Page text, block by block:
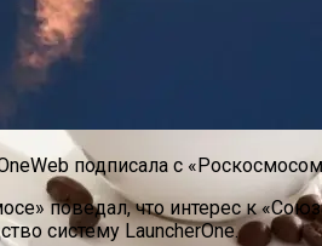
подписала с
поведал, что интерес к
систему LauncherOne.